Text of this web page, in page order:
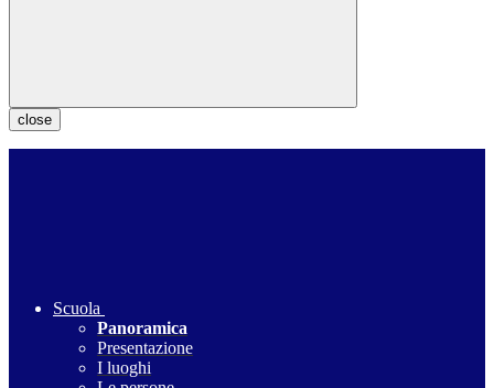
close
Scuola
Panoramica
Presentazione
I luoghi